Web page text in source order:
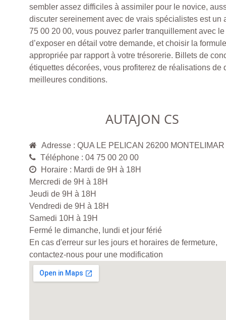
sembler assez difficiles à assimiler pour le novice,
discuter sereinement avec de vrais spécialistes est un
75 00 20 00, vous pouvez parler tranquillement avec
d’exposer en détail votre demande, et choisir la
appropriée par rapport à votre trésorerie. Billets de
étiquettes décorées, vous profiterez de réalisations de
meilleures conditions.
AUTAJON CS
Adresse : QUA LE PELICAN 26200 MONTELIMAR
Téléphone : 04 75 00 20 00
Horaire : Mardi de 9H à 18H
Mercredi de 9H à 18H
Jeudi de 9H à 18H
Vendredi de 9H à 18H
Samedi 10H à 19H
Fermé le dimanche, lundi et jour férié
En cas d'erreur sur les jours et horaires de fermeture,
contactez-nous pour une modification